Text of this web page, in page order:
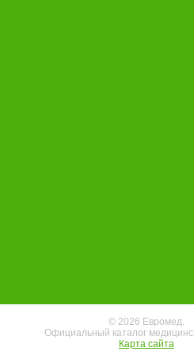
© 2026 Евромед.
Официальный каталог
Карта сайта